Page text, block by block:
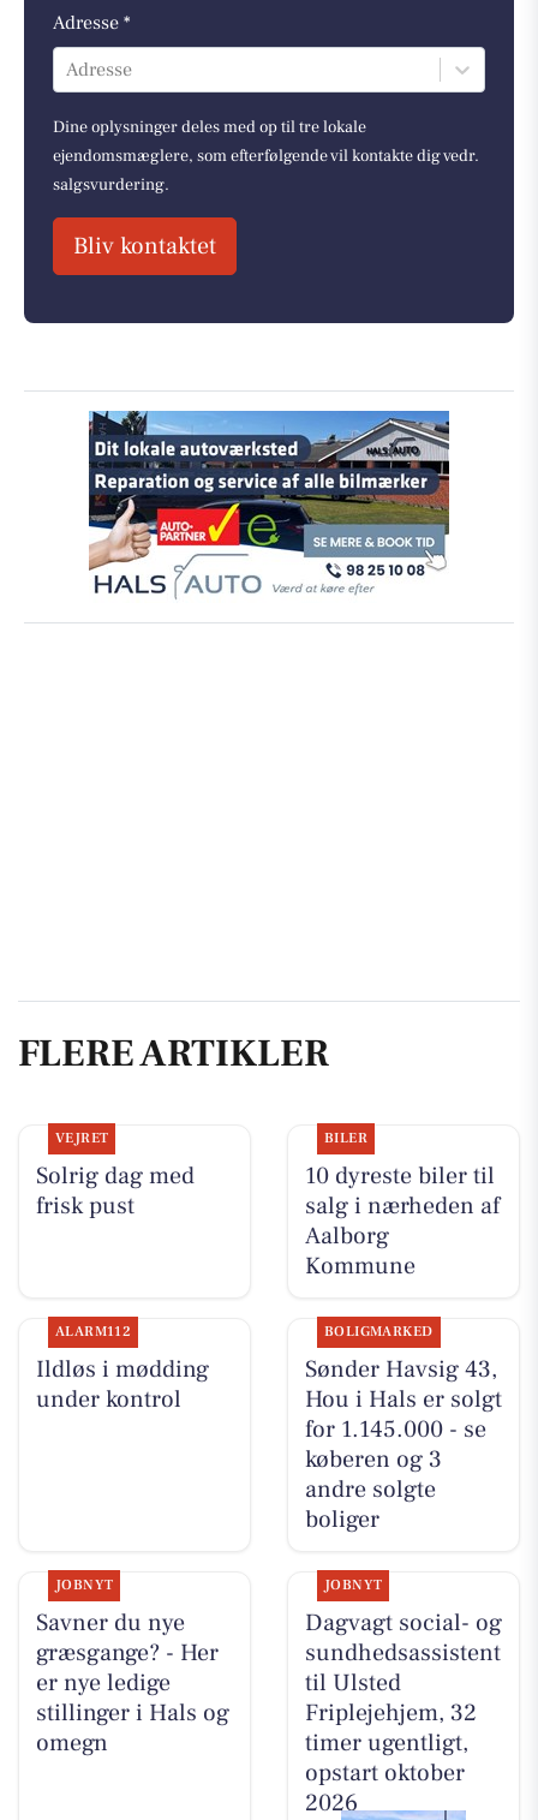
Adresse *
Adresse
Dine oplysninger deles med op til tre lokale
ejendomsmæglere, som efterfølgende vil kontakte dig vedr.
salgsvurdering.
Bliv kontaktet
FLERE ARTIKLER
VEJRET
Solrig dag med
frisk pust
BILER
10 dyreste biler til
salg i nærheden af
Aalborg
Kommune
ALARM112
Ildløs i mødding
under kontrol
BOLIGMARKED
Sønder Havsig 43,
Hou i Hals er solgt
for 1.145.000 - se
køberen og 3
andre solgte
boliger
JOBNYT
Savner du nye
græsgange? - Her
er nye ledige
stillinger i Hals og
omegn
JOBNYT
Dagvagt social- og
sundhedsassistent
til Ulsted
Friplejehjem, 32
timer ugentligt,
opstart oktober
2026